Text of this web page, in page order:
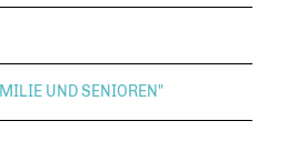
UND SENIOREN"